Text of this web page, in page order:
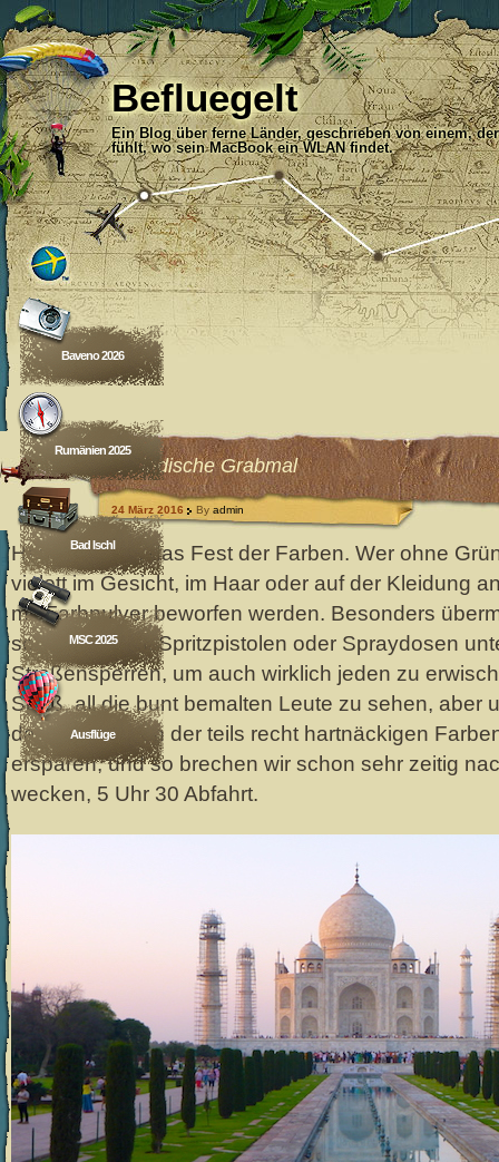
Befluegelt
Ein Blog über ferne Länder, geschrieben von einem,
fühlt, wo sein MacBook ein WLAN findet.
Baveno 2026
Rumänien 2025
Bad Ischl
MSC 2025
Ausflüge
Das indische Grabmal
24 März 2016 By admin
Heute ist Holi, das Fest der Farben. Wer ohne
violett im Gesicht, im Haar oder auf der Kleidung
mit Farbpulver beworfen werden. Besonders
sond sogar mit Spritzpistolen oder Spraydosen
Straßensperren, um auch wirklich jeden zu
Spaß, all die bunt bemalten Leute zu sehen, aber
das Abwaschen der teils recht hartnäckigen
ersparen, und so brechen wir schon sehr zeitig
wecken, 5 Uhr 30 Abfahrt.